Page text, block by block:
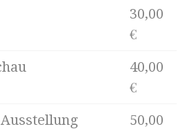
30,00
€
40,00
€
50,00